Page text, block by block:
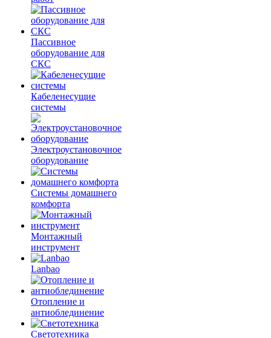
Пассивное
оборудование для
СКС
Кабеленесущие
системы
Электроустановочное
оборудование
Системы домашнего
комфорта
Монтажный
инструмент
Lanbao
Отопление и
антиоблединение
Светотехника